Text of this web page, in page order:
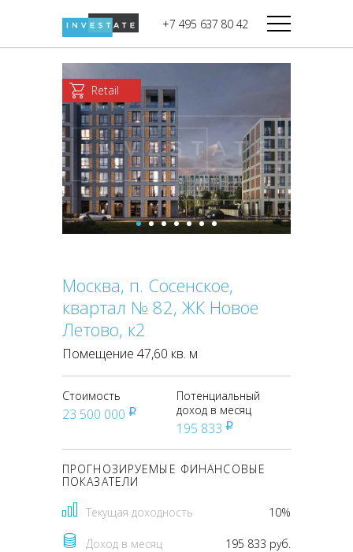
+7 495 637 80 42
Дикси
Мираторг
Магнолия
В башне
Башня Федерация-II
Башня Федерация-I
Восток
Город Столиц,
Северный блок
Город Столиц,
Южный блок
Retail
Москва, п. Сосенское,
квартал № 82, ЖК Новое
Летово, к2
Помещение 47,60 кв. м
Стоимость
23 500 000 pуб
Потенциальный
доход в месяц
195 833 pуб
ПРОГНОЗИРУЕМЫЕ ФИНАНСОВЫЕ
ПОКАЗАТЕЛИ
Текущая доходность 10%
Доход в месяц 195 833 руб.